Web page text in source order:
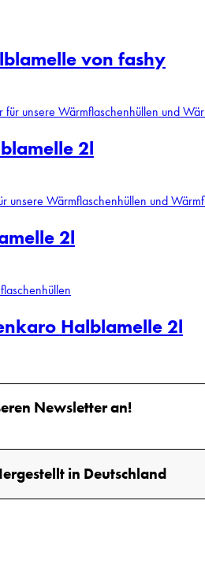
von fashy
2l
2l
Halblamelle 2l
Newsletter an!
in Deutschland